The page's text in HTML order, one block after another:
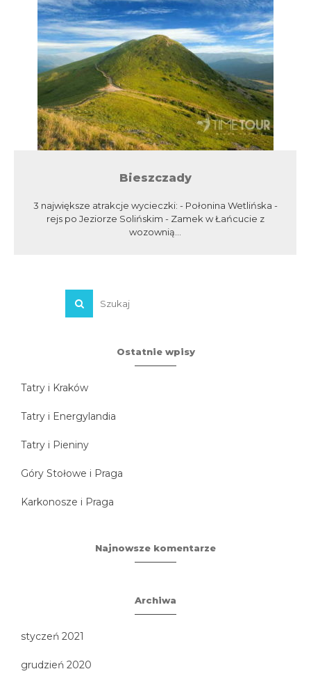
Bieszczady
3 największe atrakcje wycieczki: - Połonina Wetlińska -
rejs po Jeziorze Solińskim - Zamek w Łańcucie z
wozownią...
Ostatnie wpisy
Tatry i Kraków
Tatry i Energylandia
Tatry i Pieniny
Góry Stołowe i Praga
Karkonosze i Praga
Najnowsze komentarze
Archiwa
styczeń 2021
grudzień 2020